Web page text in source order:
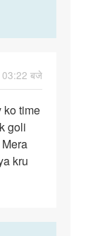
बजे
ko time
goli
kru